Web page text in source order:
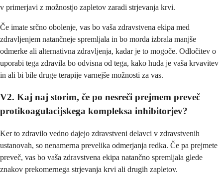
v primerjavi z možnostjo zapletov zaradi strjevanja krvi.
Če imate srčno obolenje, vas bo vaša zdravstvena ekipa med
zdravljenjem natančneje spremljala in bo morda izbrala manjše
odmerke ali alternativna zdravljenja, kadar je to mogoče. Odločitev o
uporabi tega zdravila bo odvisna od tega, kako huda je vaša krvavitev
in ali bi bile druge terapije varnejše možnosti za vas.
V2. Kaj naj storim, če po nesreči prejmem preveč
protikoagulacijskega kompleksa inhibitorjev?
Ker to zdravilo vedno dajejo zdravstveni delavci v zdravstvenih
ustanovah, so nenamerna prevelika odmerjanja redka. Če pa prejmete
preveč, vas bo vaša zdravstvena ekipa natančno spremljala glede
znakov prekomernega strjevanja krvi ali drugih zapletov.